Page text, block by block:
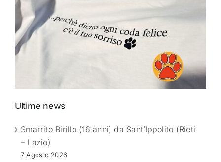
Ultime news
Smarrito Birillo (16 anni) da Sant’Ippolito (Rieti
– Lazio)
7 Agosto 2026